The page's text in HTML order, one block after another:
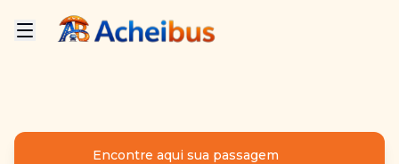
Encontre aqui sua passagem